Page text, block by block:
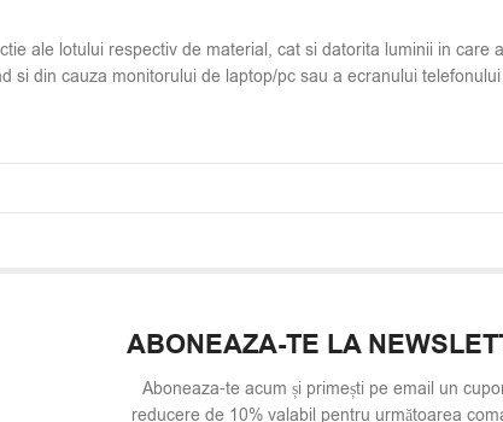
ale lotului respectiv de material, cat si datorita luminii in care
din cauza monitorului de laptop/pc sau a ecranului
ABONEAZA-TE LA
Aboneaza-te acum și primești pe email un
reducere de 10% valabil pentru următoarea